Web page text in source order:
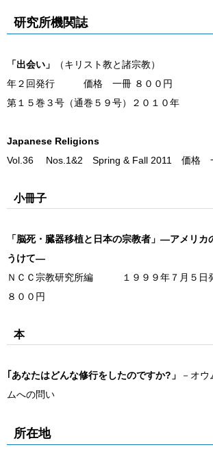
研究所機関誌
「出会い」
（キリスト教と諸宗教）
年２回発行 価格 一冊 ８００円
第１５巻３号（通巻５９号）２０１０年
Japanese Religions
Vol.36 Nos.1&2 Spring & Fall 2011 価格
小冊子
「脳死・臓器移植と日本の宗教者」―アメリカ
うけて―
ＮＣＣ宗教研究所編 １９９９年７月５
８００円
本
｢あなたはどんな修行をしたのですか?」
－オ
ムへの問い
所在地